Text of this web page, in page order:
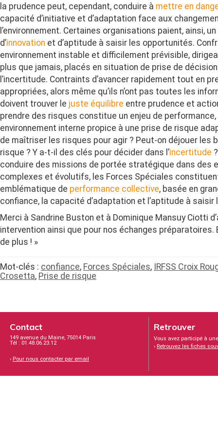
la prudence peut, cependant, conduire à mettre en
capacité d’initiative et d’adaptation face aux
l’environnement. Certaines organisations paient, ainsi,
d’innovation et d’aptitude à saisir les opportunités.
environnement instable et difficilement prévisible,
plus que jamais, placés en situation de prise de
l’incertitude. Contraints d’avancer rapidement tout en
appropriées, alors même qu’ils n’ont pas toutes les
doivent trouver le juste équilibre entre prudence et
prendre des risques constitue un enjeu de
environnement interne propice à une prise de risque
de maîtriser les risques pour agir ? Peut-on déjouer les
risque ? Y a-t-il des clés pour décider dans l’incertitude
conduire des missions de portée stratégique dans des
complexes et évolutifs, les Forces Spéciales
emblématique de performance collective, basée en
confiance, la capacité d’adaptation et l’aptitude à
Merci à Sandrine Buston et à Dominique Mansuy Ciotti
intervention ainsi que pour nos échanges préparatoires.
de plus ! »
Mot-clés : confiance, Forces Spéciales, IRFSS Croix
Crosetta, Prise de risque
Contact
149 avenue du Maine, 75014 Paris
Tél : 01.48.06.23.12
› Pour nous contacter par email
Retrouver
Vous avez participé à
› Retrouvez les fiches